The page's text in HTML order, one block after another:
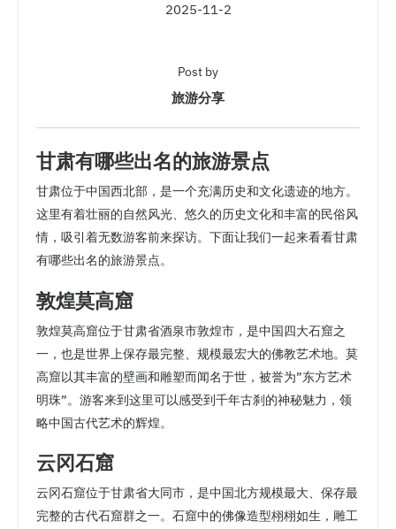
2025-11-2
Post by
旅游分享
甘肃有哪些出名的旅游景点
甘肃位于中国西北部，是一个充满历史和文化遗迹的地方。
这里有着壮丽的自然风光、悠久的历史文化和丰富的民俗风
情，吸引着无数游客前来探访。下面让我们一起来看看甘肃
有哪些出名的旅游景点。
敦煌莫高窟
敦煌莫高窟位于甘肃省酒泉市敦煌市，是中国四大石窟之
一，也是世界上保存最完整、规模最宏大的佛教艺术地。莫
高窟以其丰富的壁画和雕塑而闻名于世，被誉为”东方艺术
明珠”。游客来到这里可以感受到千年古刹的神秘魅力，领
略中国古代艺术的辉煌。
云冈石窟
云冈石窟位于甘肃省大同市，是中国北方规模最大、保存最
完整的古代石窟群之一。石窟中的佛像造型栩栩如生，雕工